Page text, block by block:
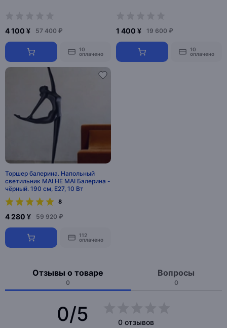
4 100 ¥ 57 400 ₽
10
оплачено
1 400 ¥ 19 600 ₽
10
оплачено
Торшер балерина. Напольный
светильник MAI HE MAI Балерина -
чёрный. 190 см, E27, 10 Вт
8
4 280 ¥ 59 920 ₽
112
оплачено
Отзывы о товаре
0
Вопросы
0
0/5
0 отзывов